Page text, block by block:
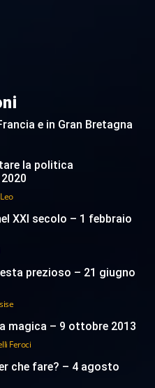
e in Gran Bretagna
la politica
XXI secolo – 1 febbraio
prezioso – 21 giugno
magica – 9 ottobre 2013
Feroci
che fare? – 4 agosto